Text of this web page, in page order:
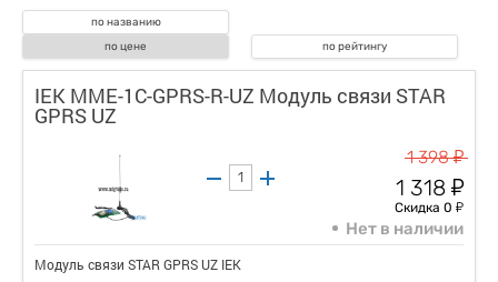
по названию
по цене
по рейтингу
IEK MME-1C-GPRS-R-UZ Модуль связи STAR
GPRS UZ
1 398у
1 318 у
Скидка 0 у
Нет в наличии
Модуль связи STAR GPRS UZ IEK